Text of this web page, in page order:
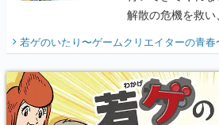
解散の危機を救
『少年ジャンプ
り】
若ゲのいたり〜ゲームクリエイターの青春